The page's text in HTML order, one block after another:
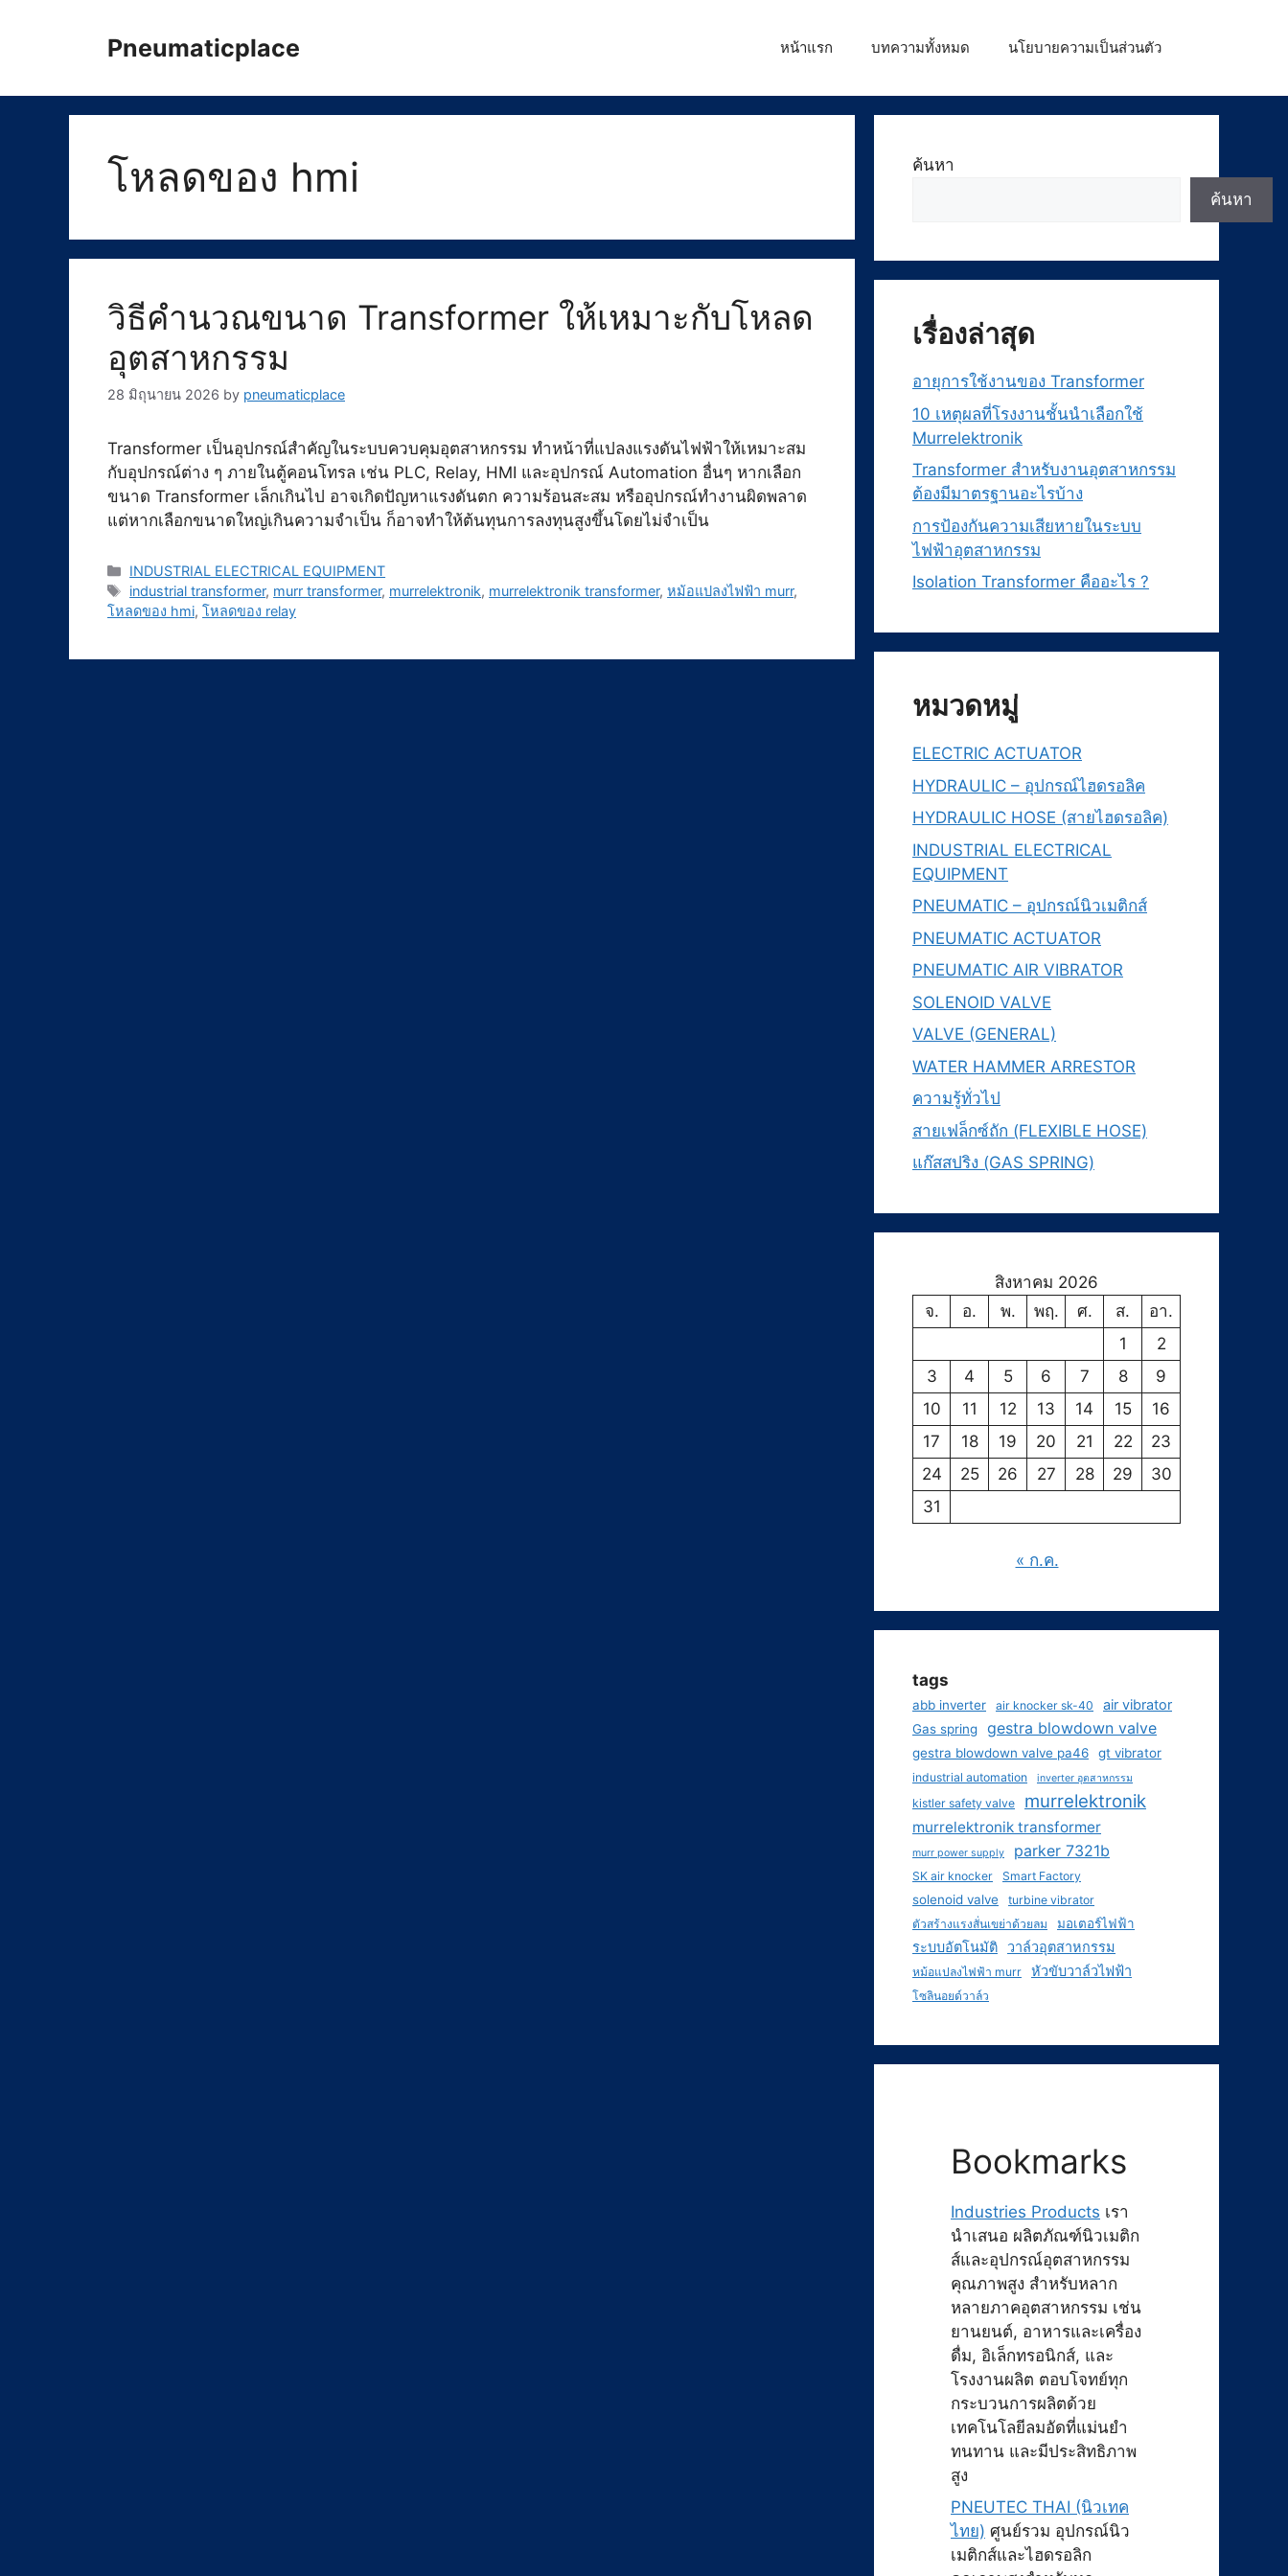
Pneumaticplace หน้าแรก บทความทั้งหมด นโยบายความเป็นส่วนตัว
โหลดของ hmi
วิธีคำนวณขนาด Transformer ให้เหมาะกับโหลด
อุตสาหกรรม
28 มิถุนายน 2026 by pneumaticplace
Transformer เป็นอุปกรณ์สำคัญในระบบควบคุมอุตสาหกรรม ทำหน้าที่แปลงแรงดันไฟฟ้าให้เหมาะสม
กับอุปกรณ์ต่าง ๆ ภายในตู้คอนโทรล เช่น PLC, Relay, HMI และอุปกรณ์ Automation อื่นๆ หากเลือก
ขนาด Transformer เล็กเกินไป อาจเกิดปัญหาแรงดันตก ความร้อนสะสม หรืออุปกรณ์ทำงานผิดพลาด
แต่หากเลือกขนาดใหญ่เกินความจำเป็น ก็อาจทำให้ต้นทุนการลงทุนสูงขึ้นโดยไม่จำเป็น
Categories
INDUSTRIAL ELECTRICAL EQUIPMENT
Tags
industrial transformer, murr transformer, murrelektronik, murrelektronik transformer,หม้อแปลงไฟฟ้า murr,
โหลดของ hmi, โหลดของ relay
ค้นหา
ค้นหา
เรื่องล่าสุด
อายุการใช้งานของ Transformer
10 เหตุผลที่โรงงานชั้นนำเลือกใช้
Murrelektronik
Transformer สำหรับงานอุตสาหกรรม
ต้องมีมาตรฐานอะไรบ้าง
การป้องกันความเสียหายในระบบ
ไฟฟ้าอุตสาหกรรม
Isolation Transformer คืออะไร ?
หมวดหมู่
ELECTRIC ACTUATOR
HYDRAULIC – อุปกรณ์ไฮดรอลิค
HYDRAULIC HOSE (สายไฮดรอลิค)
INDUSTRIAL ELECTRICAL
EQUIPMENT
PNEUMATIC – อุปกรณ์นิวเมติกส์
PNEUMATIC ACTUATOR
PNEUMATIC AIR VIBRATOR
SOLENOID VALVE
VALVE (GENERAL)
WATER HAMMER ARRESTOR
ความรู้ทั่วไป
สายเฟล็กซ์ถัก (FLEXIBLE HOSE)
แก๊สสปริง (GAS SPRING)
สิงหาคม 2026
จ.
อ. พ. พฤ. ศ. ส.
อา.
1
2
3
4 5 6 7 8
9
10
11 12 13 14 15
16
17
18 19 20 21 22
23
24
25 26 27 28 29
30
31
« ก.ค.
tags
abb inverter air knocker sk-40 air vibrator
Gas spring gestra blowdown valve
gestra blowdown valve pa46 gt vibrator
industrial automation inverter อุตสาหกรรม
kistler safety valve murrelektronik
murrelektronik transformer
murr power supply parker 7321b
SK air knocker Smart Factory
solenoid valve
turbine vibrator
ตัวสร้างแรงสั่นเขย่าด้วยลม
มอเตอร์ไฟฟ้า
ระบบอัตโนมัติ วาล์วอุตสาหกรรม
หม้อแปลงไฟฟ้า murr หัวขับวาล์วไฟฟ้า
โซลินอยด์วาล์ว
Bookmarks
Industries Products เรา
นำเสนอ ผลิตภัณฑ์นิวเมติก
ส์และอุปกรณ์อุตสาหกรรม
คุณภาพสูง สำหรับหลาก
หลายภาคอุตสาหกรรม เช่น
ยานยนต์, อาหารและเครื่อง
ดื่ม, อิเล็กทรอนิกส์, และ
โรงงานผลิต ตอบโจทย์ทุก
กระบวนการผลิตด้วย
เทคโนโลยีลมอัดที่แม่นยำ
ทนทาน และมีประสิทธิภาพ
สูง
PNEUTEC THAI (นิวเทค
ไทย) ศูนย์รวม อุปกรณ์นิว
เมติกส์และไฮดรอลิก